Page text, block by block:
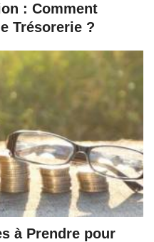
: Comment
Trésorerie ?
à Prendre pour